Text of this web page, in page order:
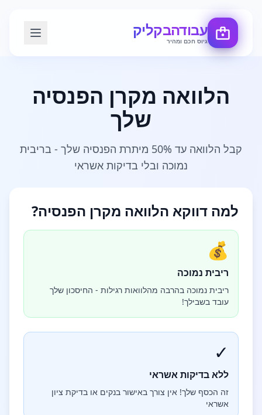
עבודהבקליק
גיוס חכם ומהיר
הלוואה מקרן הפנסיה
שלך
קבל הלוואה עד 50% מיתרת הפנסיה שלך - בריבית
נמוכה ובלי בדיקות אשראי
למה דווקא הלוואה מקרן הפנסיה?
💰
ריבית נמוכה
ריבית נמוכה בהרבה מהלוואות רגילות - החיסכון שלך
עובד בשבילך!
✓
ללא בדיקות אשראי
זה הכסף שלך! אין צורך באישור בנקים או בדיקת ציון
אשראי